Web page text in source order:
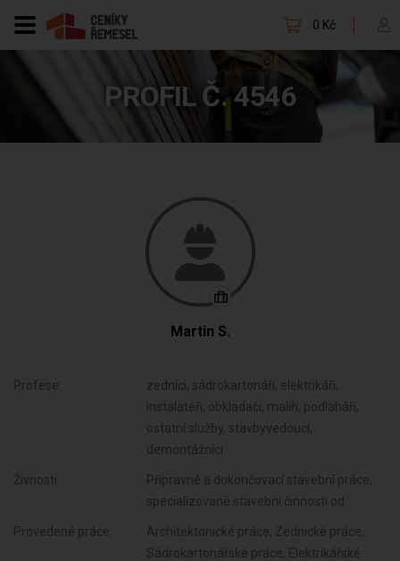
0 Kč
PROFIL Č. 4546
Martin S.
Profese:
zedníci, sádrokartonáři, elektrikáři,
instalatéři, obkladači, malíři, podlaháři,
ostatní služby, stavbyvedoucí,
demontážníci
Živnosti:
Přípravné a dokončovací stavební práce,
specializované stavební činnosti od
Provedené práce:
Architektonické práce, Zednické práce,
Sádrokartonářské práce, Elektrikářské